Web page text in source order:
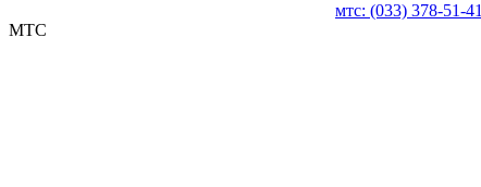
мтс: (033) 378-51-41
MTC